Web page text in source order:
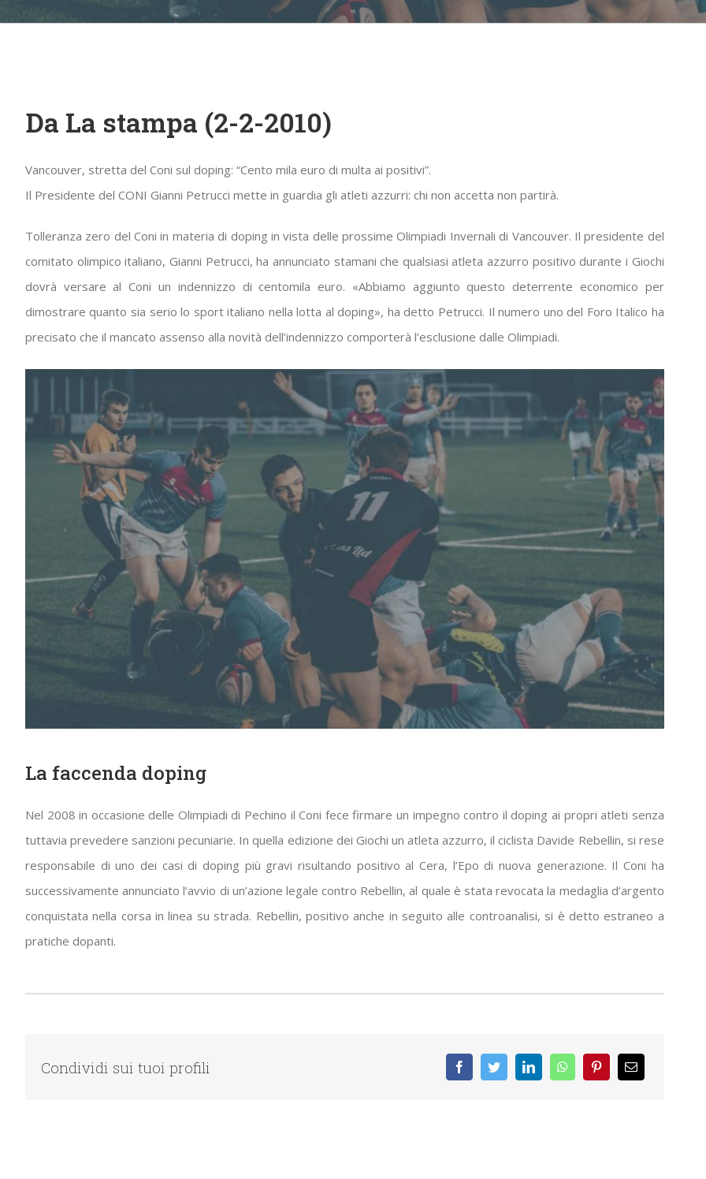
Da La stampa (2-2-2010)
Vancouver, stretta del Coni sul doping: “Cento mila euro di multa ai positivi”.
Il Presidente del CONI Gianni Petrucci mette in guardia gli atleti azzurri: chi non accetta non partirà.
Tolleranza zero del Coni in materia di doping in vista delle prossime Olimpiadi Invernali di Vancouver. Il presidente del
comitato olimpico italiano, Gianni Petrucci, ha annunciato stamani che qualsiasi atleta azzurro positivo durante i Giochi
dovrà versare al Coni un indennizzo di centomila euro. «Abbiamo aggiunto questo deterrente economico per
dimostrare quanto sia serio lo sport italiano nella lotta al doping», ha detto Petrucci. Il numero uno del Foro Italico ha
precisato che il mancato assenso alla novità dell’indennizzo comporterà l’esclusione dalle Olimpiadi.
La faccenda doping
Nel 2008 in occasione delle Olimpiadi di Pechino il Coni fece firmare un impegno contro il doping ai propri atleti senza
tuttavia prevedere sanzioni pecuniarie. In quella edizione dei Giochi un atleta azzurro, il ciclista Davide Rebellin, si rese
responsabile di uno dei casi di doping più gravi risultando positivo al Cera, l’Epo di nuova generazione. Il Coni ha
successivamente annunciato l’avvio di un’azione legale contro Rebellin, al quale è stata revocata la medaglia d’argento
conquistata nella corsa in linea su strada. Rebellin, positivo anche in seguito alle controanalisi, si è detto estraneo a
pratiche dopanti.
Condividi sui tuoi profili